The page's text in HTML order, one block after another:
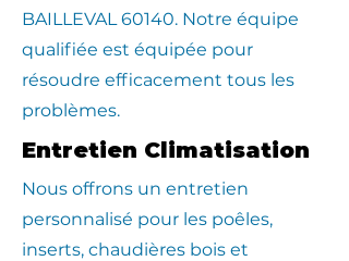
BAILLEVAL 60140. Notre équipe
qualifiée est équipée pour
résoudre efficacement tous les
problèmes.
Entretien Climatisation
Nous offrons un entretien
personnalisé pour les poêles,
inserts, chaudières bois et